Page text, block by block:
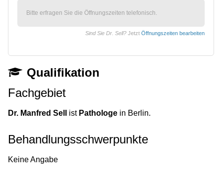
Bitte erfragen Sie die Öffnungszeiten telefonisch.
Sind Sie Dr. Sell? Jetzt Öffnungszeiten bearbeiten
Qualifikation
Fachgebiet
Dr. Manfred Sell ist Pathologe in Berlin.
Behandlungsschwerpunkte
Keine Angabe